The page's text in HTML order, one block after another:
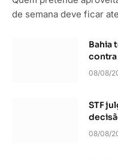
de semana deve ficar
Bahia
contra
08/08/
STF
08/08/